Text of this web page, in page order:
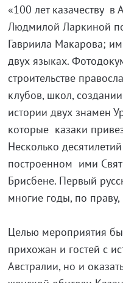
«100 лет казачеству в
Людмилой Ларкиной
Гавриила Макарова;
двух языках.
строительстве
клубов, школ,
истории двух знамен
которые казаки
Несколько
построенном ими
Брисбене. Первый
многие годы, по
Целью мероприятия
прихожан и гостей с
Австралии, но и